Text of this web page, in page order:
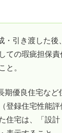
・引き渡した後
ての瑕疵担保
と。
期優良住宅など
登録住宅性能評
住宅は、「設